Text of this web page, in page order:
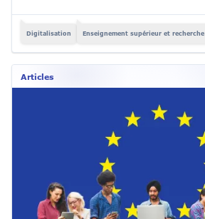
Digitalisation Enseignement supérieur et recherche
Articles